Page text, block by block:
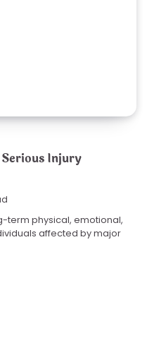
Injury
term physical, emotional,
affected by major